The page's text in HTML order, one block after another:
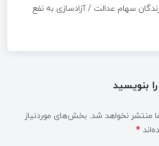
سهام عدالت / آزادسازی به نفع
بنویسید
منتشر نخواهد شد. بخش‌های موردنیاز
*